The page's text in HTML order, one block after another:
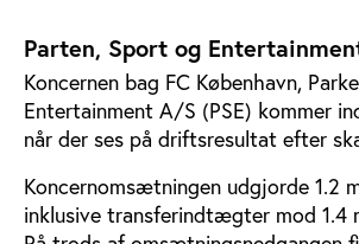
Parten, Sport og
Koncernen bag FC København,
Entertainment A/S (PSE) kommer
når der ses på driftsresultat efter
Koncernomsætningen udgjorde 1.2
inklusive transferindtægter mod 1.4